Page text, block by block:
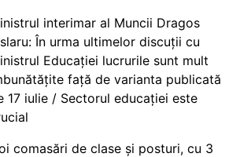
interimar al Muncii Dragos
În urma ultimelor discuții cu
Educației lucrurile sunt mult
față de varianta publicată
17 iulie / Sectorul educației este
comasări de clase și posturi, cu 3